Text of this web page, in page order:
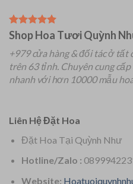
Shop Hoa Tươi Quỳnh
+979 cửa hàng & đối tác ở tất
trên 63 tỉnh. Chuyên cung
nhanh với hơn 10000 mẫu
Liên Hệ Đặt Hoa
Đặt Hoa Tại Quỳnh Như
Hotline/Zalo :
Website: